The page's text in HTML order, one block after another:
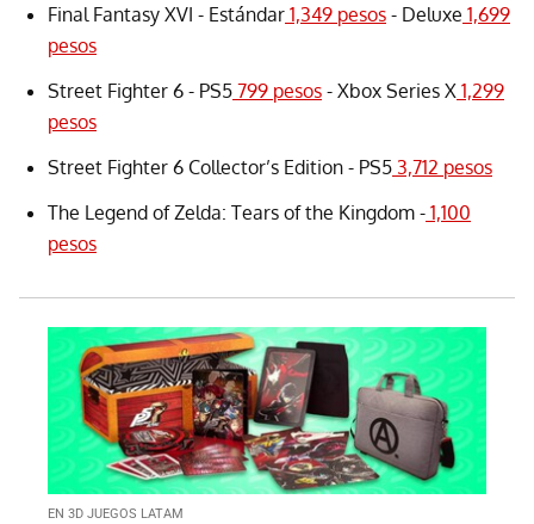
Final Fantasy XVI - Estándar 1,349 pesos - Deluxe 1,699
pesos
Street Fighter 6 - PS5 799 pesos - Xbox Series X 1,299
pesos
Street Fighter 6 Collector’s Edition - PS5 3,712 pesos
The Legend of Zelda: Tears of the Kingdom - 1,100
pesos
EN 3D JUEGOS LATAM